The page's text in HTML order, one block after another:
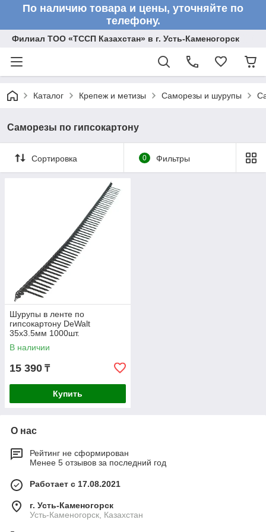
По наличию товара и цены, уточняйте по
телефону.
Филиал ТОО «ТССП Казахстан» в г. Усть-Каменогорск
Каталог Крепеж и метизы Саморезы и шурупы
Саморезы по гипсокартону
Сортировка 0 Фильтры
Шурупы в ленте по
гипсокартону DeWalt
35х3.5мм 1000шт.
DWF4000350
В наличии
15 390 ₸
Купить
О нас
Рейтинг не сформирован
Менее 5 отзывов за последний год
Работает с 17.08.2021
г. Усть-Каменогорск
Усть-Каменогорск, Казахстан